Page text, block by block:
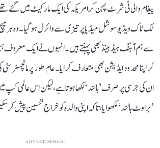
پیغام والی ٹی شرٹ پہن کر امریکہ کی ایک مارکیٹ میں گئے
ٹک ٹاک ویڈیو سوشل میڈیا پر تیزی سے وائرل ہو گیا۔ وہ ہر
سے ہم آہنگ ہیڈ بینڈ بھی پہنتے ہیں۔ انہوں نے ایک معروف
کر اپنا محدود ایڈیشن بھی متعارف کرایا۔ عام طور پر مانچسٹر
ان کی جرسی پر صرف ’ہالند‘ لکھا ہوتا ہے، لیکن اس عالمی کپ
’براوٹ ہالند‘ لکھوایا، تاکہ اپنی والدہ کو خراج تحسین پیش کر
ADVERTISEMENT